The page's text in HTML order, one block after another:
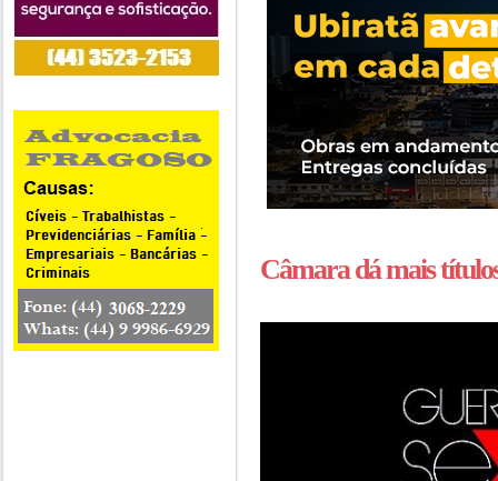
Câmara dá mais